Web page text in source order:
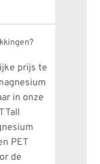
prijs te
in onze
Tall
PET
de